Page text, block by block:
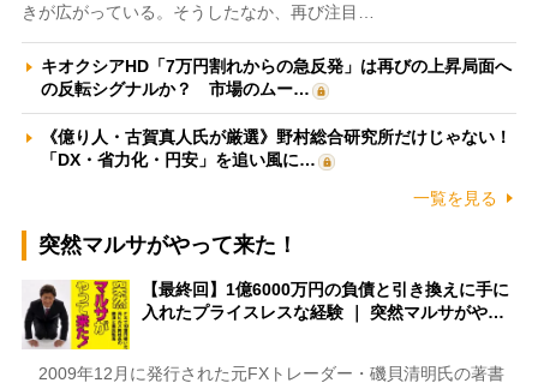
きが広がっている。そうしたなか、再び注目…
キオクシアHD「7万円割れからの急反発」は再びの上昇局面へ
の反転シグナルか？ 市場のムー…
《億り人・古賀真人氏が厳選》野村総合研究所だけじゃない！
「DX・省力化・円安」を追い風に…
一覧を見る
突然マルサがやって来た！
【最終回】1億6000万円の負債と引き換えに手に
入れたプライスレスな経験 ｜ 突然マルサがや…
2009年12月に発行された元FXトレーダー・磯貝清明氏の著書